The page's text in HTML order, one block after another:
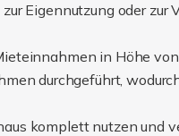
Eigennutzung oder zur
in Höhe
durchgeführt,
komplett nutzen und